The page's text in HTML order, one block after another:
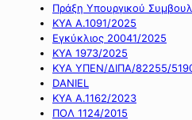
Πράξη Υπουργικού
ΚΥΑ Α.1091/2025
Εγκύκλιος 20041/2025
ΚΥΑ 1973/2025
ΚΥΑ ΥΠΕΝ/ΔΙΠΑ/82255/
DANIEL
ΚΥΑ Α.1162/2023
ΠΟΛ 1124/2015